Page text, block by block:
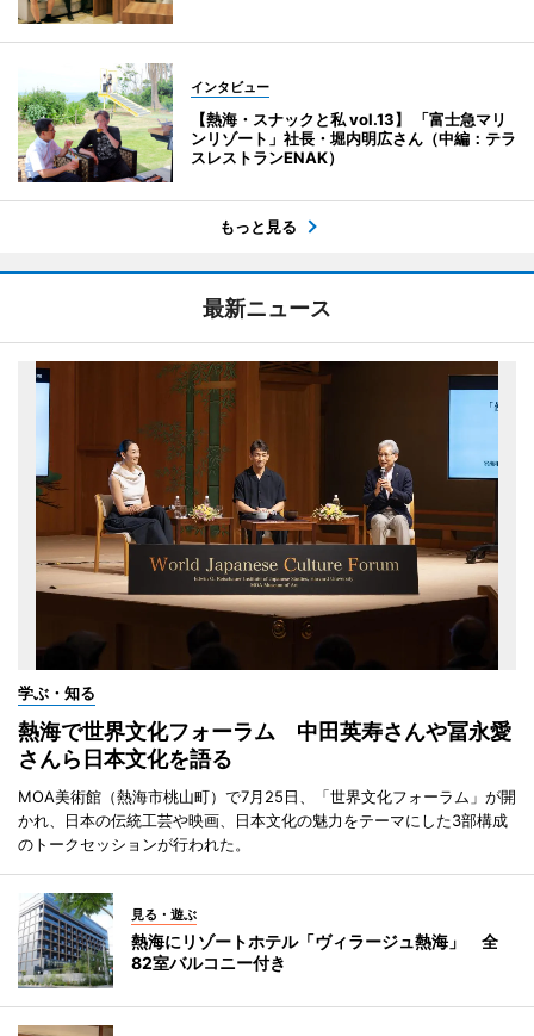
インタビュー
【熱海・スナックと私 vol.13】 「富士急マリ
ンリゾート」社長・堀内明広さん（中編：テラ
スレストランENAK）
もっと見る
最新ニュース
学ぶ・知る
熱海で世界文化フォーラム 中田英寿さんや冨永愛
さんら日本文化を語る
MOA美術館（熱海市桃山町）で7月25日、「世界文化フォーラム」が開
かれ、日本の伝統工芸や映画、日本文化の魅力をテーマにした3部構成
のトークセッションが行われた。
見る・遊ぶ
熱海にリゾートホテル「ヴィラージュ熱海」 全
82室バルコニー付き